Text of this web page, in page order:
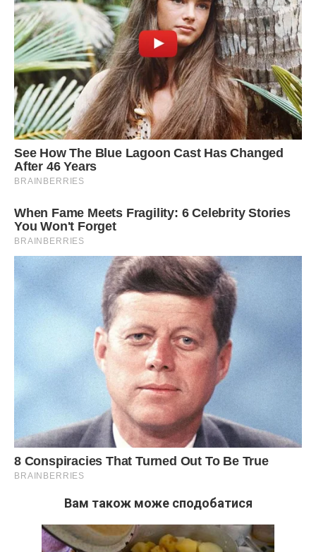
– А у нас? Буде інша сім’я?
Я навіть зупинилася від несподіванки. Присіла навпочіпки і
– Максиме, а хіба ми з тобою – не сім’я? Ти і я, хіба нам
потрібен ще хтось інший?
– А може… Може, ти одружишся? – зовсім тихо запитав
син, опустивши голову.
Я помовчала, намагаючись перетравити фразу сина.
– По-перше, жінки не одружуються, а виходять заміж, –
обережно почала я. – А по-друге…
Вам також може сподобатися